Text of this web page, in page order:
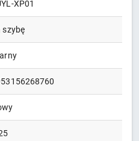
XP01
szybę